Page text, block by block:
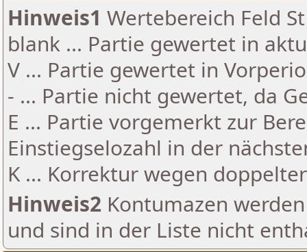
Hinweis1 Wertebereich Feld
blank ... Partie gewertet in
V ... Partie gewertet in
- ... Partie nicht gewertet, da
E ... Partie vorgemerkt zur
Einstiegselozahl in der
K ... Korrektur wegen
Hinweis2 Kontumazen
und sind in der Liste nicht